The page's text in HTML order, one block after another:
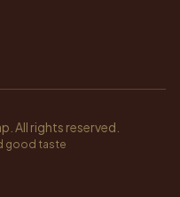
All rights reserved.
good taste